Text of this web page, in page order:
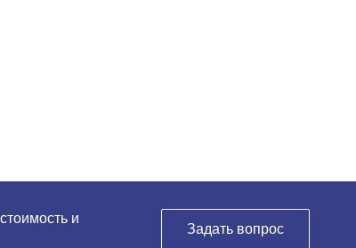
и
Задать вопрос